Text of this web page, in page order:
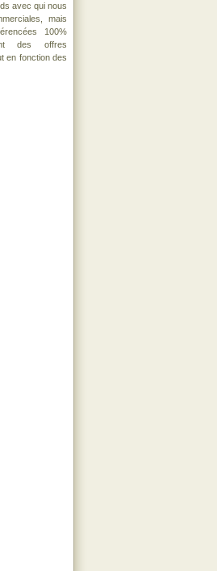
avec qui nous
mais
100%
des offres
en fonction des